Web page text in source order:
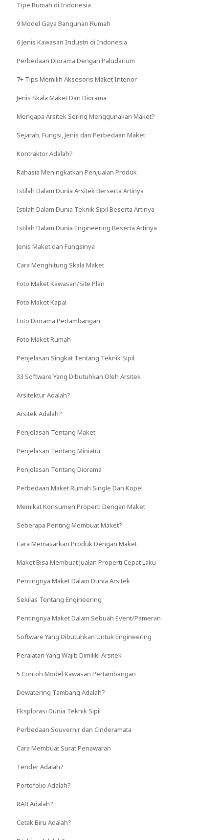
Tipe Rumah di Indonesia
9 Model Gaya Bangunan Rumah
6 Jenis Kawasan Industri di Indonesia
Perbedaan Diorama Dengan Paludarium
7+ Tips Memilih Aksesoris Maket Interior
Jenis Skala Maket Dan Diorama
Mengapa Arsitek Sering Menggunakan Maket?
Sejarah, Fungsi, Jenis dan Perbedaan Maket
Kontraktor Adalah?
Rahasia Meningkatkan Penjualan Produk
Istilah Dalam Dunia Arsitek Berserta Artinya
Istilah Dalam Dunia Teknik Sipil Beserta Artinya
Istilah Dalam Dunia Engineering Beserta Artinya
Jenis Maket dan Fungsinya
Cara Menghitung Skala Maket
Foto Maket Kawasan/Site Plan
Foto Maket Kapal
Foto Diorama Pertambangan
Foto Maket Rumah
Penjelasan Singkat Tentang Teknik Sipil
33 Software Yang Dibutuhkan Oleh Arsitek
Arsitektur Adalah?
Arsitek Adalah?
Penjelasan Tentang Maket
Penjelasan Tentang Miniatur
Penjelasan Tentang Diorama
Perbedaan Maket Rumah Single Dan Kopel
Memikat Konsumen Properti Dengan Maket
Seberapa Penting Membuat Maket?
Cara Memasarkan Produk Dengan Maket
Maket Bisa Membuat Jualan Properti Cepat Laku
Pentingnya Maket Dalam Dunia Arsitek
Sekilas Tentang Engineering
Pentingnya Maket Dalam Sebuah Event/Pameran
Software Yang Dibutuhkan Untuk Engineering
Peralatan Yang Wajib Dimiliki Arsitek
5 Contoh Model Kawasan Pertambangan
Dewatering Tambang Adalah?
Eksplorasi Dunia Teknik Sipil
Perbedaan Souvernir dan Cinderamata
Cara Membuat Surat Penawaran
Tender Adalah?
Portofolio Adalah?
RAB Adalah?
Cetak Biru Adalah?